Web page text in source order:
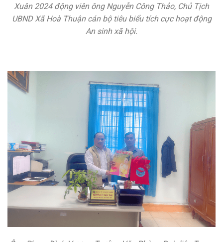
Xuân 2024 động viên ông Nguyễn Công Thảo, Chủ Tịch
UBND Xã Hoà Thuận cán bộ tiêu biểu tích cực hoạt động
An sinh xã hội.